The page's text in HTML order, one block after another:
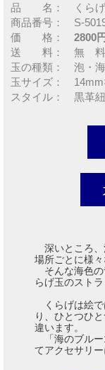
品 名： くらげ玉
商品番号： S-
価 格： 2800円
送 料： 無 料
玉の種類： 泡・
玉サイズ：
スタイル： 黒革紐
深いところ、
場所ごとに様
そんな海色の
らげ玉のストラ
くらげは絵で
り、ひとつひ
違います。
「海のブルー
てアクセサリー